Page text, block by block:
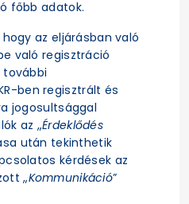
főbb adatok.
az eljárásban való
való regisztráció
további
ben regisztrált és
jogosultsággal
az „Érdeklődés
után tekinthetik
kérdések az
„Kommunikáció”